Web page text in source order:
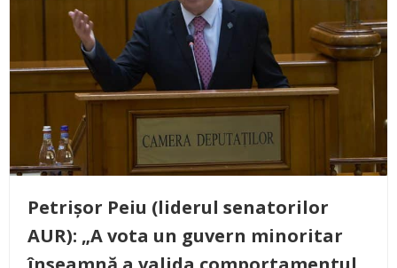
Petrișor Peiu (liderul senatorilor
AUR): „A vota un guvern minoritar